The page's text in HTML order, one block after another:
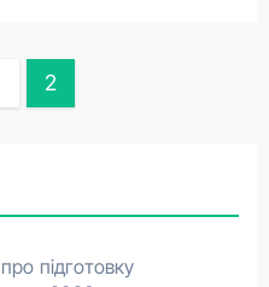
2
підготовку